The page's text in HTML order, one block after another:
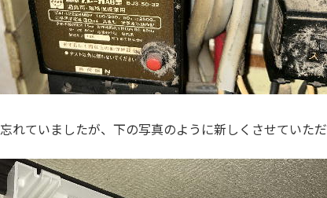
れていましたが、下の写真のように新しくさせていただ